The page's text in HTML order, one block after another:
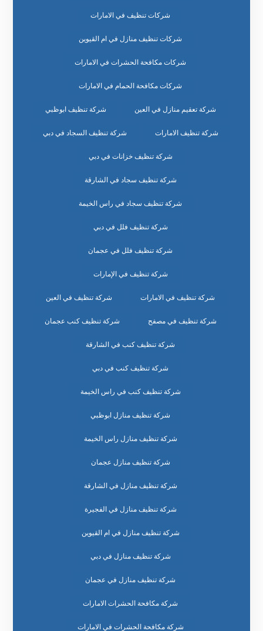
شركات تنظيف في الامارات
شركات تنظيف منازل في ام القيوين
شركات مكافحة الحشرات في الامارات
شركات مكافحة الحمام في الامارات
شركة تعقيم منازل في العين شركة تنظيف ابوظبي
شركة تنظيف الامارات شركة تنظيف السجاد في دبي
شركة تنظيف خزانات في دبي
شركة تنظيف سجاد في الشارقة
شركة تنظيف سجاد في راس الخيمة
شركة تنظيف فلل في دبي
شركة تنظيف فلل في عجمان
شركة تنظيف في الإمارات
شركة تنظيف في الامارات شركة تنظيف في العين
شركة تنظيف في مصفح شركة تنظيف كنب عجمان
شركة تنظيف كنب في الشارقة
شركة تنظيف كنب في دبي
شركة تنظيف كنب في راس الخيمة
شركة تنظيف منازل ابوظبي
شركة تنظيف منازل راس الخيمة
شركة تنظيف منازل عجمان
شركة تنظيف منازل في الشارقة
شركة تنظيف منازل في الفجيرة
شركة تنظيف منازل في ام القيوين
شركة تنظيف منازل في دبي
شركة تنظيف منازل في عجمان
شركة مكافحة الحشرات الامارات
شركة مكافحة الحشرات في الامارات